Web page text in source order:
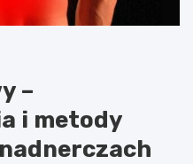
–
i metody